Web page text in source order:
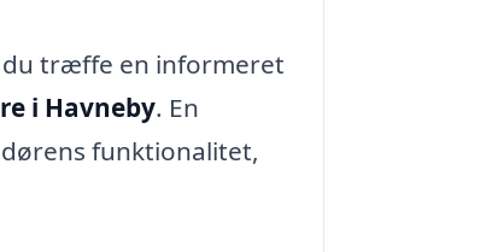
du træffe en informeret
i Havneby. En
funktionalitet,